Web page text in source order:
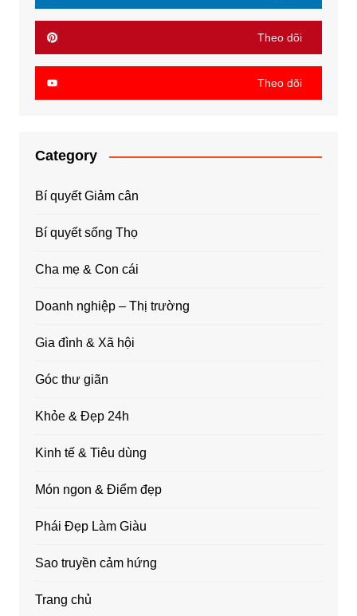
Theo dõi
Theo dõi
Category
Bí quyết Giảm cân
Bí quyết sống Thọ
Cha mẹ & Con cái
Doanh nghiệp – Thị trường
Gia đình & Xã hội
Góc thư giãn
Khỏe & Đẹp 24h
Kinh tế & Tiêu dùng
Món ngon & Điểm đẹp
Phái Đẹp Làm Giàu
Sao truyền cảm hứng
Trang chủ